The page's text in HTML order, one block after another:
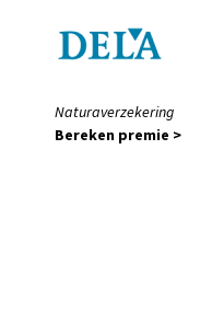
Naturaverzekering
Bereken premie >